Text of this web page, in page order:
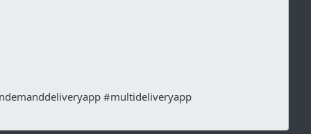
#multideliveryapp